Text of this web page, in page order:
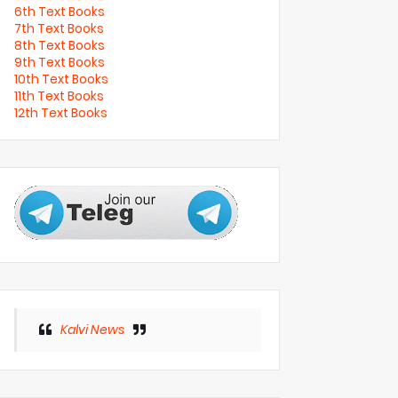
6th Text Books
7th Text Books
8th Text Books
9th Text Books
10th Text Books
11th Text Books
12th Text Books
Kalvi News